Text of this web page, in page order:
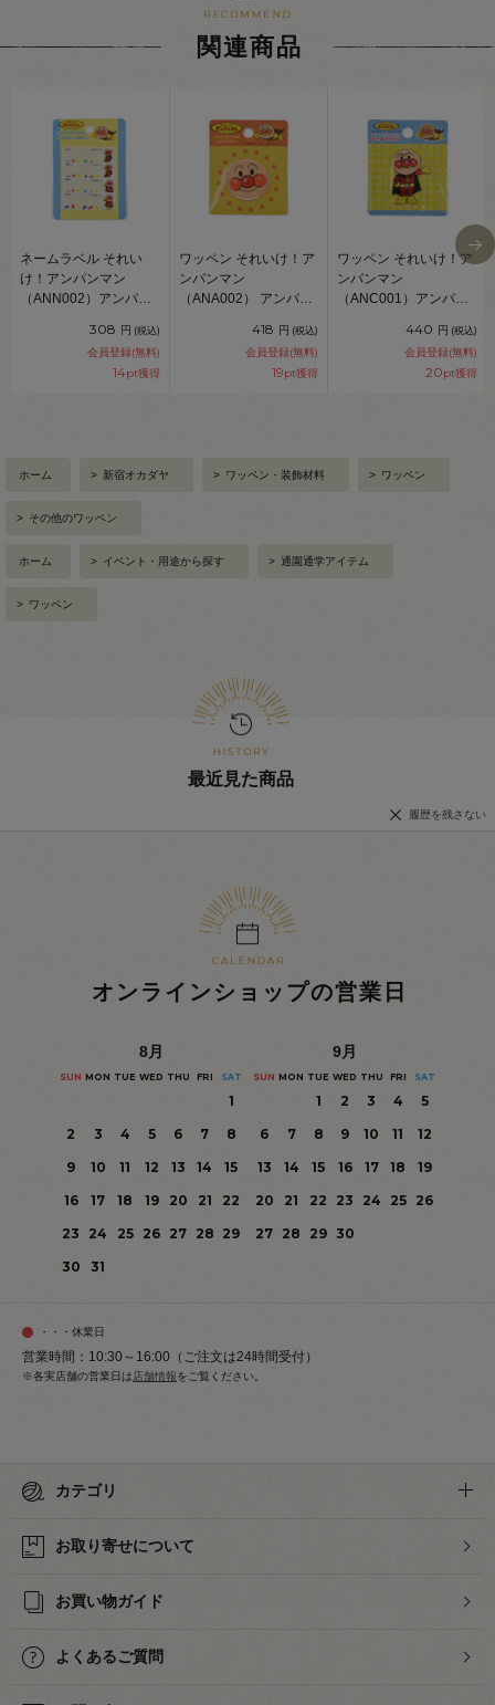
関連商品
ネームラベル それい
け！アンパンマン
（ANN002）アンパン
308 円 (税込)
会員登録(無料)
14pt獲得
ワッペン それいけ！ア
ンパンマン
（ANA002） アンパン
418 円 (税込)
会員登録(無料)
19pt獲得
ワッペン それいけ！ア
ンパンマン
（ANC001）アンパン
440 円 (税込)
会員登録(無料)
20pt獲得
ホーム > 新宿オカダヤ > ワッペン・装飾材料 > ワッペン
> その他のワッペン
ホーム > イベント・用途から探す > 通園通学アイテム
> ワッペン
最近見た商品
履歴を残さない
オンラインショップの営業日
8月
SUN MON TUE WED THU FRI SAT
1
2
3 4 5 6 7
8
9
10 11 12 13 14
15
16
17 18 19 20 21
22
23
24 25 26 27 28 29
30
31
9月
SUN MON TUE WED THU FRI SAT
1 2 3 4
5
6
7 8 9 10 11
12
13
14 15 16 17 18
19
20
21 22 23 24 25
26
27 28 29 30
・・・休業日
営業時間：10:30～16:00（ご注文は24時間受付）
※各実店舗の営業日は 店舗情報をご覧ください。
カテゴリ
お取り寄せについて
お買い物ガイド
よくあるご質問